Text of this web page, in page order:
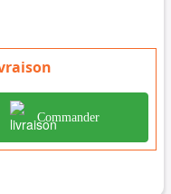
Commander